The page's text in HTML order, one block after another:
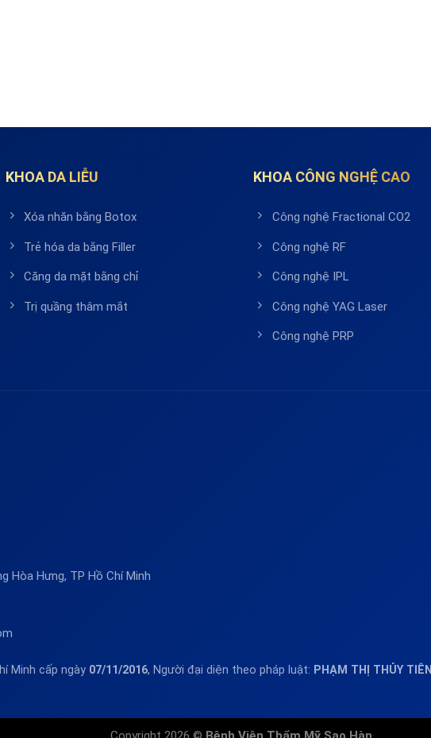
KHOA DA LIỄU
Xóa nhăn bằng Botox
Trẻ hóa da bằng Filler
Căng da mặt bằng chỉ
Trị quầng thâm mắt
KHOA CÔNG NGHỆ CAO
Công nghệ Fractional CO2
Công nghệ RF
Công nghệ IPL
Công nghệ YAG Laser
Công nghệ PRP
Hòa Hưng, TP Hồ Chí Minh
Minh cấp ngày 07/11/2016, Người đại diện theo pháp luật: PHẠM THỊ THỦY TIÊN